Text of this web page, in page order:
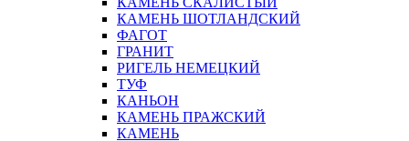
КАМЕНЬ ШОТЛАНДСКИЙ
ФАГОТ
ГРАНИТ
РИГЕЛЬ НЕМЕЦКИЙ
ТУФ
КАНЬОН
КАМЕНЬ ПРАЖСКИЙ
КАМЕНЬ